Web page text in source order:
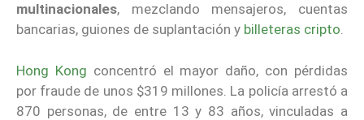
multinacionales, mezclando mensajeros, cuentas
bancarias, guiones de suplantación y billeteras cripto.
Hong Kong concentró el mayor daño, con pérdidas
por fraude de unos $319 millones. La policía arrestó a
870 personas, de entre 13 y 83 años, vinculadas a